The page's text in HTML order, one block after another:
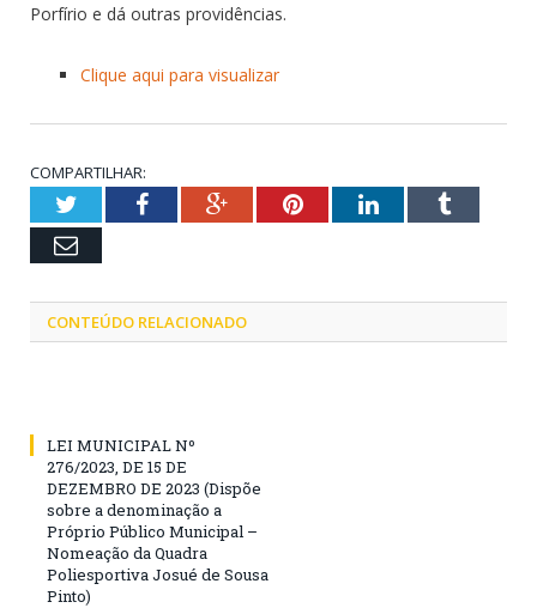
Porfírio e dá outras providências.
Clique aqui para visualizar
COMPARTILHAR:
TwitterFacebookGoogle+PinterestLinkedInTumblr
Email
CONTEÚDO RELACIONADO
LEI MUNICIPAL Nº
276/2023, DE 15 DE
DEZEMBRO DE 2023 (Dispõe
sobre a denominação a
Próprio Público Municipal –
Nomeação da Quadra
Poliesportiva Josué de Sousa
Pinto)